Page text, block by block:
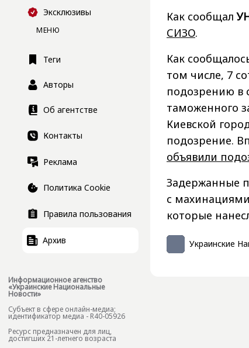
Эксклюзивы
МЕНЮ
Теги
Авторы
Об агентстве
Контакты
Реклама
Политика Cookie
Правила пользования
Архив
Информационное агенство
«Украинские Национальные
Новости»
Субъект в сфере онлайн-медиа;
идентификатор медиа - R40-05926
Ресурс предназначен для лиц,
достигших 21-летнего возраста
Как сообщал
СИЗО.
Как
том числе, 7
подозрению в
таможенного
Киевской
подозрение.
объявили
Задержанные
с
которые
Украинские